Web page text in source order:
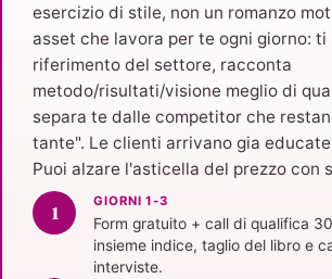
esercizio di stile, non un romanzo
asset che lavora per te ogni giorno: ti
riferimento del settore, racconta
metodo/risultati/visione meglio di
separa te dalle competitor che
tante". Le clienti arrivano gia
Puoi alzare l'asticella del prezzo con
GIORNI 1-3
Form gratuito + call di qualifica
insieme indice, taglio del libro e
interviste.